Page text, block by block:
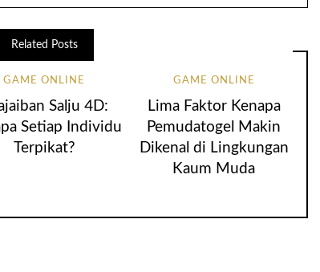
Related Posts
GAME ONLINE
Salju 4D:
Setiap Individu
Terpikat?
GAME ONLINE
Lima Faktor Kenapa
Pemudatogel Makin
Dikenal di Lingkungan
Kaum Muda